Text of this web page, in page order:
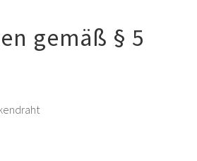
gemäß § 5